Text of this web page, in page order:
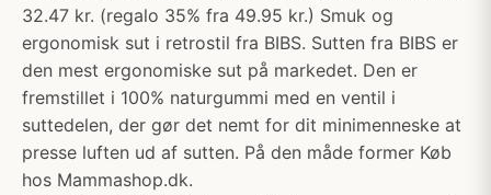
32.47 kr. (regalo 35% fra 49.95 kr.) Smuk og
ergonomisk sut i retrostil fra BIBS. Sutten fra BIBS er
den mest ergonomiske sut på markedet. Den er
fremstillet i 100% naturgummi med en ventil i
suttedelen, der gør det nemt for dit minimenneske at
presse luften ud af sutten. På den måde former Køb
hos Mammashop.dk.